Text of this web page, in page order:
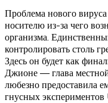
Проблема нового
носителю из-за чего
организма.
контролировать столь
Здесь он будет как
Джионе — глава
любезно предоставила
гнусных экспериментов